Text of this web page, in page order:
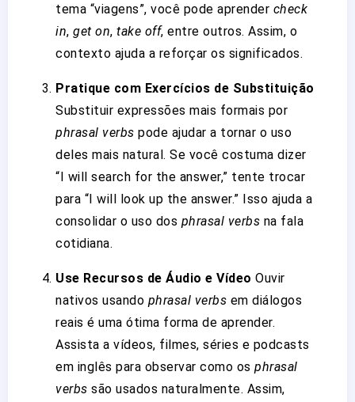
tema “viagens”, você pode aprender check
in, get on, take off, entre outros. Assim, o
contexto ajuda a reforçar os significados.
Pratique com Exercícios de Substituição
Substituir expressões mais formais por
phrasal verbs pode ajudar a tornar o uso
deles mais natural. Se você costuma dizer
“I will search for the answer,” tente trocar
para “I will look up the answer.” Isso ajuda a
consolidar o uso dos phrasal verbs na fala
cotidiana.
Use Recursos de Áudio e Vídeo Ouvir
nativos usando phrasal verbs em diálogos
reais é uma ótima forma de aprender.
Assista a vídeos, filmes, séries e podcasts
em inglês para observar como os phrasal
verbs são usados naturalmente. Assim,